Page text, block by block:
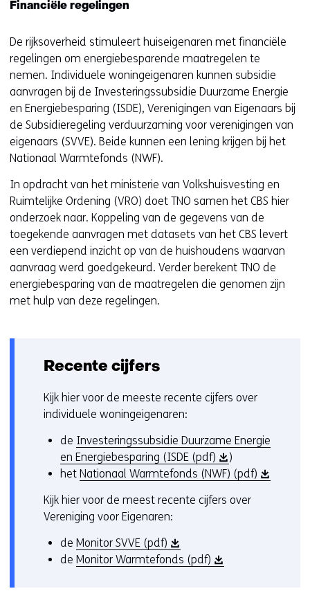
Financiële regelingen
De rijksoverheid stimuleert huiseigenaren met financiële
regelingen om energiebesparende maatregelen te
nemen. Individuele woningeigenaren kunnen subsidie
aanvragen bij de Investeringssubsidie Duurzame Energie
en Energiebesparing (ISDE), Verenigingen van Eigenaars bij
de Subsidieregeling verduurzaming voor verenigingen van
eigenaars (SVVE). Beide kunnen een lening krijgen bij het
Nationaal Warmtefonds (NWF).
In opdracht van het ministerie van Volkshuisvesting en
Ruimtelijke Ordening (VRO) doet TNO samen het CBS hier
onderzoek naar. Koppeling van de gegevens van de
toegekende aanvragen met datasets van het CBS levert
een verdiepend inzicht op van de huishoudens waarvan
aanvraag werd goedgekeurd. Verder berekent TNO de
energiebesparing van de maatregelen die genomen zijn
met hulp van deze regelingen.
Recente cijfers
Kijk hier voor de meeste recente cijfers over
individuele woningeigenaren:
de Investeringssubsidie Duurzame Energie
en Energiebesparing (ISDE (pdf)
o
e
i
)
het Nationaal Warmtefonds (NWF) (pdf)
Kijk hier voor de meest recente cijfers over
Vereniging voor Eigenaren:
de Monitor SVVE (pdf)
o
de Monitor Warmtefonds (pdf)